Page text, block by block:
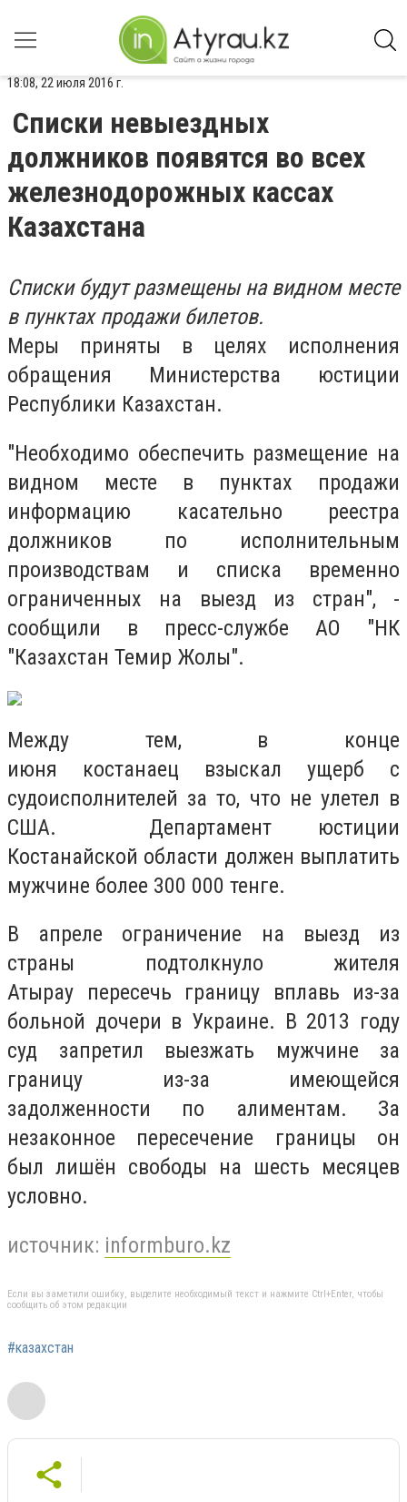
18:08, 22 июля 2016 г.
Списки невыездных
должников появятся во всех
железнодорожных кассах
Казахстана
Списки будут размещены на видном месте
в пунктах продажи билетов.
Меры приняты в целях исполнения
обращения Министерства юстиции
Республики Казахстан.
"Необходимо обеспечить размещение на
видном месте в пунктах продажи
информацию касательно реестра
должников по исполнительным
производствам и списка временно
ограниченных на выезд из стран", -
сообщили в пресс-службе АО "НК
"Казахстан Темир Жолы".
Между тем, в конце
июня костанаец взыскал ущерб с
судоисполнителей за то, что не улетел в
США. Департамент юстиции
Костанайской области должен выплатить
мужчине более 300 000 тенге.
В апреле ограничение на выезд из
страны подтолкнуло жителя
Атырау пересечь границу вплавь из-за
больной дочери в Украине. В 2013 году
суд запретил выезжать мужчине за
границу из-за имеющейся
задолженности по алиментам. За
незаконное пересечение границы он
был лишён свободы на шесть месяцев
условно.
источник: informburo.kz
Если вы заметили ошибку, выделите необходимый текст и нажмите Ctrl+Enter, чтобы
сообщить об этом редакции
#казахстан